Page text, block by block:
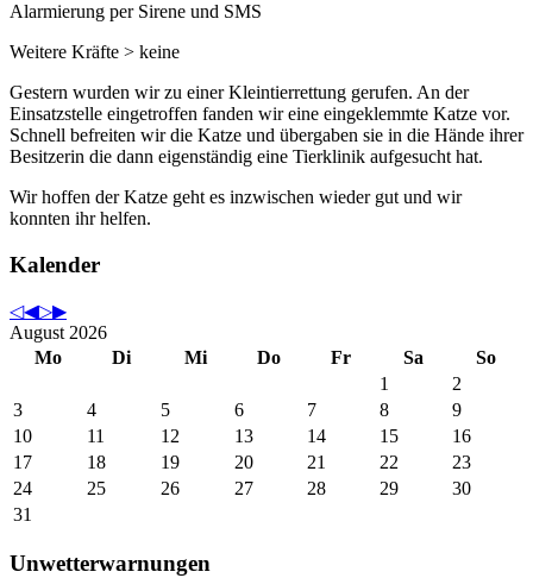
Alarmierung per Sirene und SMS
Weitere Kräfte > keine
Gestern wurden wir zu einer Kleintierrettung gerufen. An der
Einsatzstelle eingetroffen fanden wir eine eingeklemmte Katze vor.
Schnell befreiten wir die Katze und übergaben sie in die Hände ihrer
Besitzerin die dann eigenständig eine Tierklinik aufgesucht hat.
Wir hoffen der Katze geht es inzwischen wieder gut und wir
konnten ihr helfen.
Kalender
August 2026
Mo
Di Mi Do Fr Sa
So
1
2
3
4 5 6 7 8
9
10
11 12 13 14 15
16
17
18 19 20 21 22
23
24
25 26 27 28 29
30
31
Unwetterwarnungen